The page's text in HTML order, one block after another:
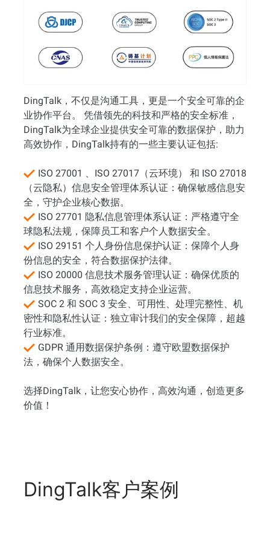
DingTalk，不仅是沟通工具，更是一个安全可靠的企
业协作平台。 凭借领先的科技和严格的安全标准，
DingTalk为全球企业提供安全可靠的数据保护，助力
高效协作，DingTalk持有的一些主要认证包括:
ISO 27001 、ISO 27017（云环境） 和 ISO 27018
（云隐私）信息安全管理体系认证：确保敏感信息安
全，守护企业核心数据。
ISO 27701 隐私信息管理体系认证：严格遵守全
球隐私法规，保障员工和客户个人数据安全。
ISO 29151 个人身份信息保护认证：保障个人身
份信息的安全，符合数据保护法律。
ISO 20000 信息技术服务管理认证：确保优质的
信息技术服务，高效稳定支持企业运营。
SOC 2 和 SOC 3 安全、可用性、处理完整性、机
密性和隐私性认证：独立审计我们的安全保障，超越
行业标准。
GDPR 通用数据保护条例：遵守欧盟数据保护
法，确保个人数据安全。
选择DingTalk，让您安心协作，高效沟通，创造更多
价值！
DingTalk客户案例